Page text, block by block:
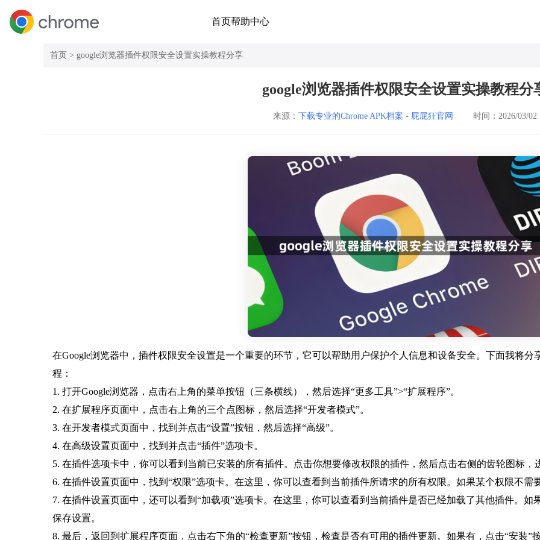
首页帮助中心
首页 > google浏览器插件权限安全设置实操教程分享
google浏览器插件权限安全设置实操教程分
来源：下载专业的Chrome APK档案 - 屁屁狂官网 时间：2026/03/02
在Google浏览器中，插件权限安全设置是一个重要的环节，它可以帮助用户保护个人信息和设备安全。下面我将分
程：
1. 打开Google浏览器，点击右上角的菜单按钮（三条横线），然后选择“更多工具”>“扩展程序”。
2. 在扩展程序页面中，点击右上角的三个点图标，然后选择“开发者模式”。
3. 在开发者模式页面中，找到并点击“设置”按钮，然后选择“高级”。
4. 在高级设置页面中，找到并点击“插件”选项卡。
5. 在插件选项卡中，你可以看到当前已安装的所有插件。点击你想要修改权限的插件，然后点击右侧的齿轮图标，
6. 在插件设置页面中，找到“权限”选项卡。在这里，你可以查看到当前插件所请求的所有权限。如果某个权限不需
7. 在插件设置页面中，还可以看到“加载项”选项卡。在这里，你可以查看到当前插件是否已经加载了其他插件。如
保存设置。
8. 最后，返回到扩展程序页面，点击右下角的“检查更新”按钮，检查是否有可用的插件更新。如果有，点击“安装”